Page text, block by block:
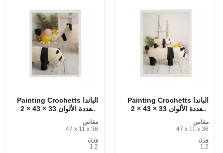
Painting Crochetts الباندا
متعددة الألوان 33 × 43 × 2
مقاس
47 x 11 x 36
وزن
1.2
Painting Crochetts الباندا
متعددة الألوان 33 × 43 × 2
مقاس
47 x 11 x 36
وزن
1.2